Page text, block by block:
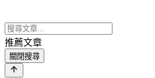
推薦文章
關閉搜尋